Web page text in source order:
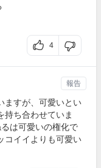
4
ますが、可愛いとい
持ち合わせていま
は可愛いの権化で
コイイよりも可愛い
報告